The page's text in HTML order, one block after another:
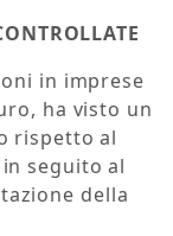
in imprese
ha visto un
rispetto al
seguito al
della